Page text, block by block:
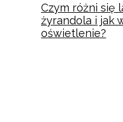
Czym różni się
żyrandola i jak
oświetlenie?